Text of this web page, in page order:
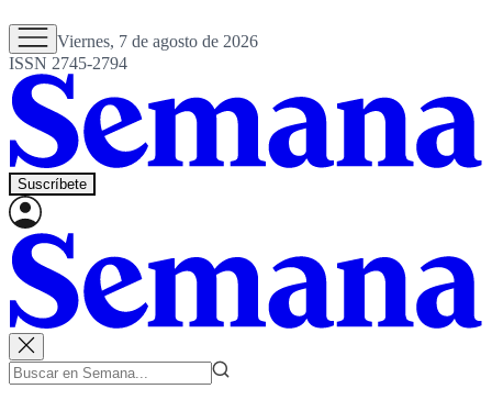
Viernes, 7 de agosto de 2026
ISSN 2745-2794
Suscríbete